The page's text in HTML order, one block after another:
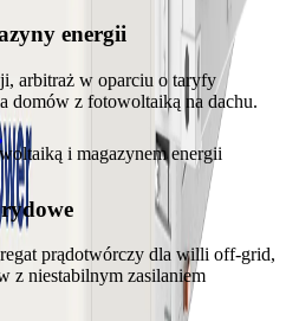
energii
arbitraż w oparciu o taryfy
domów z fotowoltaiką na dachu.
prądotwórczy dla willi off-grid,
z niestabilnym zasilaniem